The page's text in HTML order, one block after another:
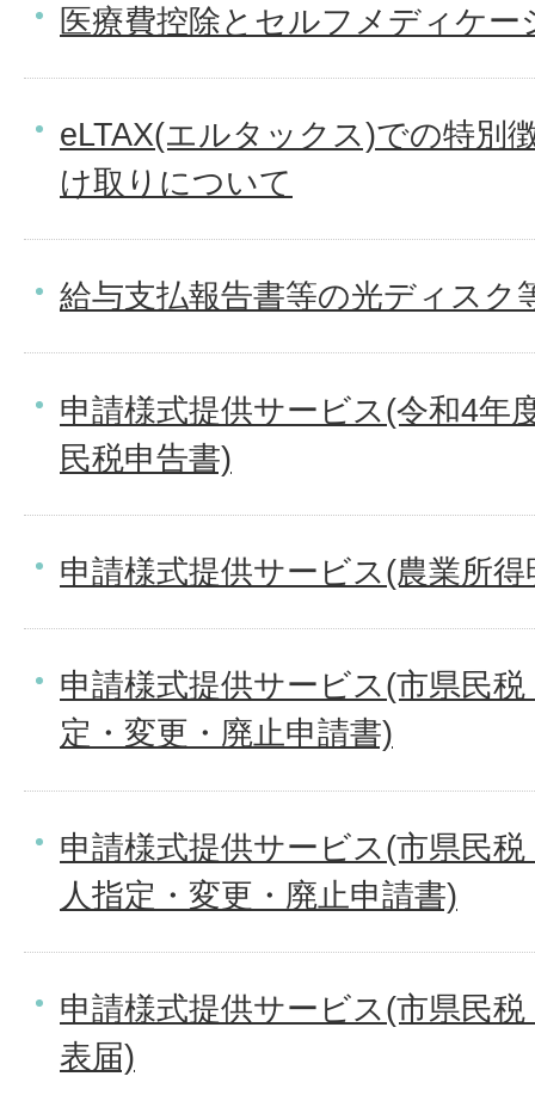
医療費控除とセルフメディケ
eLTAX(エルタックス)での特別
け取りについて
給与支払報告書等の光ディスク
申請様式提供サービス(令和4年
民税申告書)
申請様式提供サービス(農業所得
申請様式提供サービス(市県民
定・変更・廃止申請書)
申請様式提供サービス(市県民
人指定・変更・廃止申請書)
申請様式提供サービス(市県民
表届)